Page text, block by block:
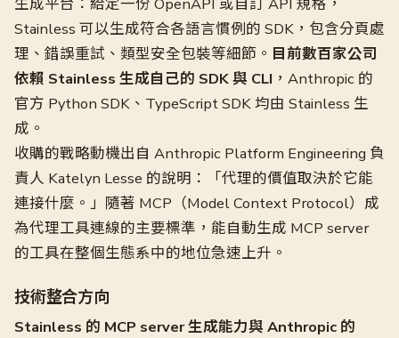
Stainless 可以生成符合各語言慣例的 SDK，包含分頁處
理、錯誤重試、類型安全包裝等細節。 目前數百家公司
依賴 Stainless 生成自己的 SDK 與 CLI ，Anthropic 的
官方 Python SDK、TypeScript SDK 均由 Stainless 生
成。
收購的戰略動機出自 Anthropic Platform Engineering 負
責人 Katelyn Lesse 的說明：「代理的價值取決於它能
連接什麼。」隨著 MCP（Model Context Protocol）成
為代理工具連線的主要標準，能自動生成 MCP server
的工具在整個生態系中的地位急速上升。
技術整合方向
Stainless 的 MCP server 生成能力與 Anthropic 的